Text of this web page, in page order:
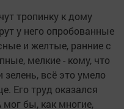
тропинку к дому
у него опробованные
и желтые, ранние с
мелкие - кому, что
зелень, всё это умело
Его труд оказался
бы, как многие,